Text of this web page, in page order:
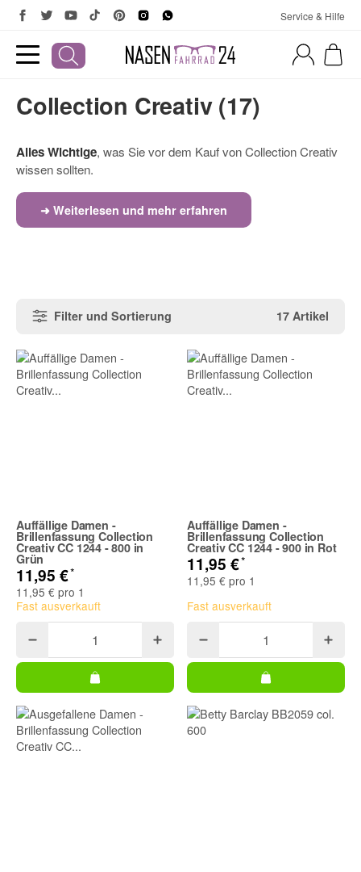
Service & Hilfe
Collection Creativ (17)
Alles Wichtige, was Sie vor dem Kauf von Collection Creativ
wissen sollten.
➜ Weiterlesen und mehr erfahren
Filter und Sortierung 17 Artikel
Auffällige Damen -
Brillenfassung Collection
Creativ CC 1244 - 800 in
Grün
11,95 €*
11,95 € pro 1
Fast ausverkauft
Auffällige Damen -
Brillenfassung Collection
Creativ CC 1244 - 900 in Rot
11,95 €*
11,95 € pro 1
Fast ausverkauft